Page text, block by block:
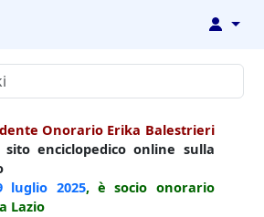
↓
Onorario Erika Balestrieri
enciclopedico online sulla
luglio 2025, è socio onorario
Lazio